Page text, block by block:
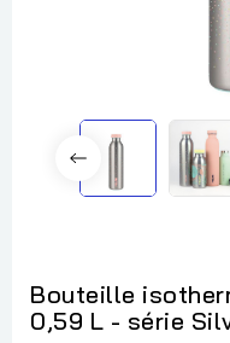
Bouteille
0,59 L - série